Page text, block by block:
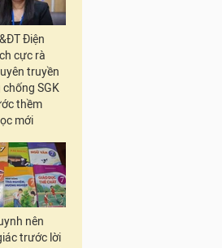
Điện
cực rà
truyền
chống SGK
thềm
mới
nên
trước lời